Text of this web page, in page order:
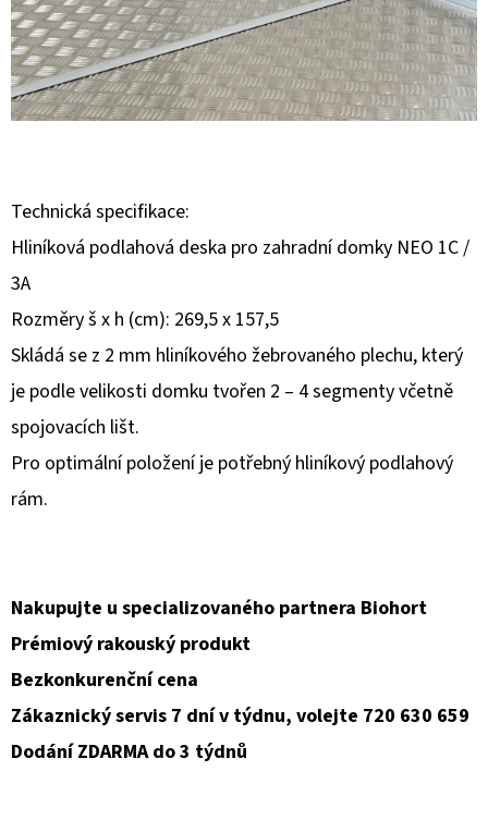
Technická specifikace:
Hliníková podlahová deska pro zahradní domky NEO 1C /
3A
Rozměry š x h (cm): 269,5 x 157,5
Skládá se z 2 mm hliníkového žebrovaného plechu, který
je podle velikosti domku tvořen 2 – 4 segmenty včetně
spojovacích lišt.
Pro optimální položení je potřebný hliníkový podlahový
rám.
Nakupujte u specializovaného partnera Biohort
Prémiový rakouský produkt
Bezkonkurenční cena
Zákaznický servis 7 dní v týdnu, volejte 720 630 659
Dodání ZDARMA do 3 týdnů
T
E
N
Í
T
?
P
O
R
U
Č
U
J